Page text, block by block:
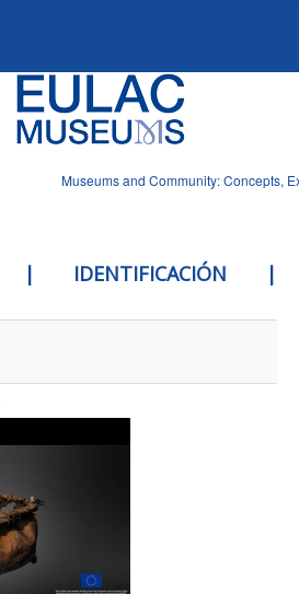
Museums and Community: Concepts,
| IDENTIFICACIÓN |